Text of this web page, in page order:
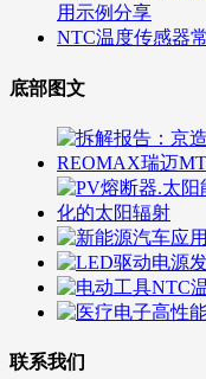
用示例分享
NTC温度传感器
底部图文
联系我们